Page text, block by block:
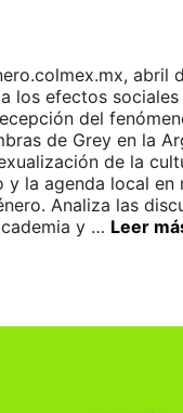
abril
los efectos sociales
del
de Grey en la
de la
y la agenda local en
Analiza las
y … Leer